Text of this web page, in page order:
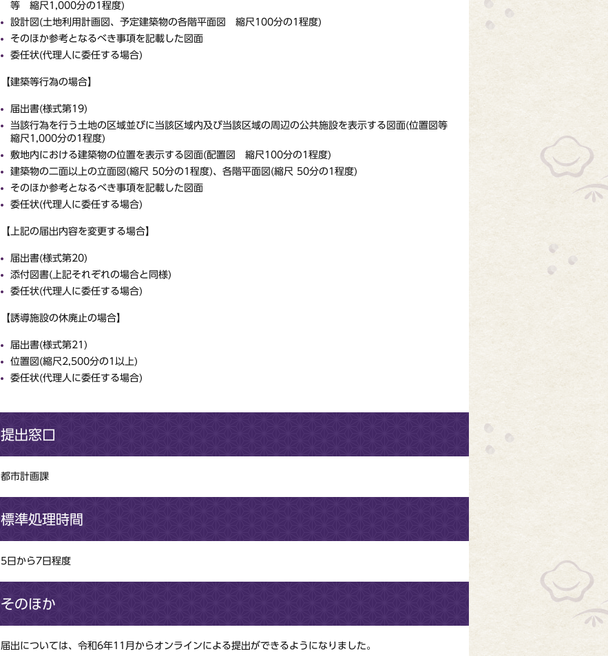
等 縮尺1,000分の1程度)
設計図(土地利用計画図、予定建築物の各階平面図 縮尺100分の1程度)
そのほか参考となるべき事項を記載した図面
委任状(代理人に委任する場合)
【建築等行為の場合】
届出書(様式第19)
当該行為を行う土地の区域並びに当該区域内及び当該区域の周辺の公共施設を表示する図面(位置図等
縮尺1,000分の1程度)
敷地内における建築物の位置を表示する図面(配置図 縮尺100分の1程度)
建築物の二面以上の立面図(縮尺 50分の1程度)、各階平面図(縮尺 50分の1程度)
そのほか参考となるべき事項を記載した図面
委任状(代理人に委任する場合)
【上記の届出内容を変更する場合】
届出書(様式第20)
添付図書(上記それぞれの場合と同様)
委任状(代理人に委任する場合)
【誘導施設の休廃止の場合】
届出書(様式第21)
位置図(縮尺2,500分の1以上)
委任状(代理人に委任する場合)
提出窓口
都市計画課
標準処理時間
5日から7日程度
そのほか
届出については、令和6年11月からオンラインによる提出ができるようになりました。